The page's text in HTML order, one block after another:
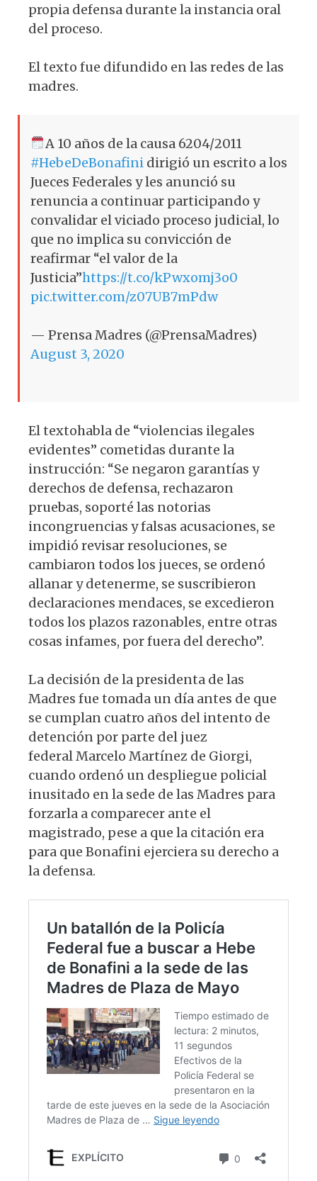
propia defensa durante la instancia oral
del proceso.
El texto fue difundido en las redes de las
madres.
A 10 años de la causa 6204/2011
#HebeDeBonafini dirigió un escrito a los
Jueces Federales y les anunció su
renuncia a continuar participando y
convalidar el viciado proceso judicial, lo
que no implica su convicción de
reafirmar “el valor de la
Justicia”https://t.co/kPwxomj3o0
pic.twitter.com/z07UB7mPdw
— Prensa Madres (@PrensaMadres)
August 3, 2020
El textohabla de “violencias ilegales
evidentes” cometidas durante la
instrucción: “Se negaron garantías y
derechos de defensa, rechazaron
pruebas, soporté las notorias
incongruencias y falsas acusaciones, se
impidió revisar resoluciones, se
cambiaron todos los jueces, se ordenó
allanar y detenerme, se suscribieron
declaraciones mendaces, se excedieron
todos los plazos razonables, entre otras
cosas infames, por fuera del derecho”.
La decisión de la presidenta de las
Madres fue tomada un día antes de que
se cumplan cuatro años del intento de
detención por parte del juez
federal Marcelo Martínez de Giorgi,
cuando ordenó un despliegue policial
inusitado en la sede de las Madres para
forzarla a comparecer ante el
magistrado, pese a que la citación era
para que Bonafini ejerciera su derecho a
la defensa.